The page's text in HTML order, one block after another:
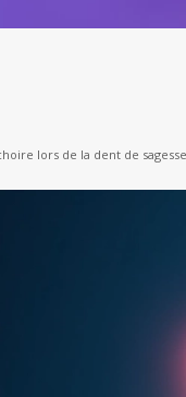
lors de la dent de